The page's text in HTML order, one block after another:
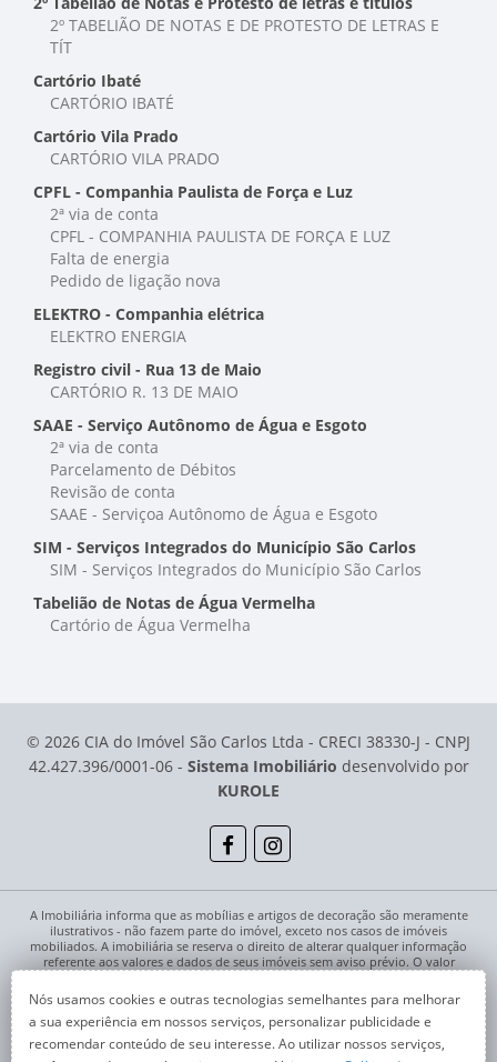
Nós usamos cookies e outras tecnologias semelhantes para melhorar
a sua experiência em nossos serviços, personalizar publicidade e
recomendar conteúdo de seu interesse. Ao utilizar nossos serviços,
2º TABELIÃO DE NOTAS E DE PROTESTO DE LETRAS E
TÍT
Cartório Ibaté
CARTÓRIO IBATÉ
Cartório Vila Prado
CARTÓRIO VILA PRADO
CPFL - Companhia Paulista de Força e Luz
2ª via de conta
CPFL - COMPANHIA PAULISTA DE FORÇA E LUZ
Falta de energia
Pedido de ligação nova
ELEKTRO - Companhia elétrica
ELEKTRO ENERGIA
Registro civil - Rua 13 de Maio
CARTÓRIO R. 13 DE MAIO
SAAE - Serviço Autônomo de Água e Esgoto
2ª via de conta
Parcelamento de Débitos
Revisão de conta
SAAE - Serviçoa Autônomo de Água e Esgoto
SIM - Serviços Integrados do Município São Carlos
SIM - Serviços Integrados do Município São Carlos
Tabelião de Notas de Água Vermelha
Cartório de Água Vermelha
© 2026 CIA do Imóvel São Carlos Ltda - CRECI 38330-J - CNPJ
42.427.396/0001-06 - Sistema Imobiliário desenvolvido por
KUROLE
A Imobiliária informa que as mobílias e artigos de decoração são meramente
ilustrativos - não fazem parte do imóvel, exceto nos casos de imóveis
mobiliados. A imobiliária se reserva o direito de alterar qualquer informação
referente aos valores e dados de seus imóveis sem aviso prévio. O valor
passível de alteração no decorrer da locação. Pode ocorrer de algum imóvel
anunciado no site não estar mais disponível devido à rotatividade. As
solicitações feitas pelo site não implicam em reserva, compra, venda ou locação
de quaisquer imóveis.